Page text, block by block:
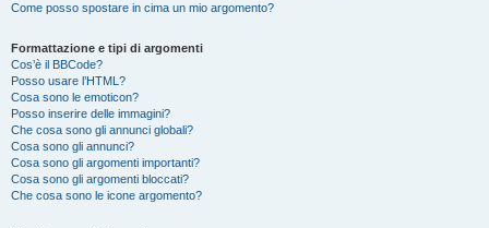
Come posso spostare in cima un mio argomento?
Formattazione e tipi di argomenti
Cos’è il BBCode?
Posso usare l’HTML?
Cosa sono le emoticon?
Posso inserire delle immagini?
Che cosa sono gli annunci globali?
Cosa sono gli annunci?
Cosa sono gli argomenti importanti?
Cosa sono gli argomenti bloccati?
Che cosa sono le icone argomento?